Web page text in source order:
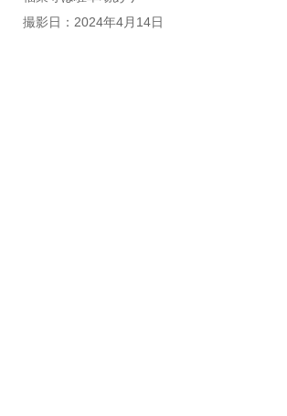
撮影日：2024年4月14日